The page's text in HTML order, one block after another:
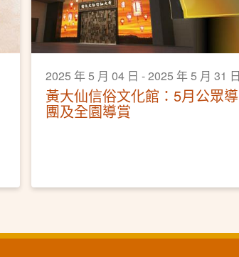
2025 年 5 月 04 日 - 2025 年 5 月 31 日
黃大仙信俗文化館：5月公眾
團及全園導賞